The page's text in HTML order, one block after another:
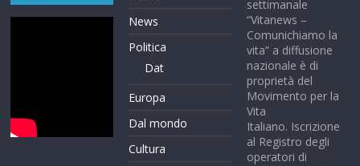
News
Politica
Dat
Europa
Dal mondo
Cultura
settimanale
“Vitanews –
Comunichiamo la
vita” a diffusione
nazionale è di
proprietà del
Movimento per la
Vita
Italiano. Iscrizione
al Registro degli
operatori di